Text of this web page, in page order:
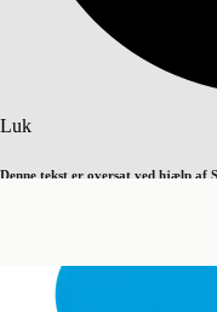
Luk
Denne tekst er oversat ved hjælp af
Luk